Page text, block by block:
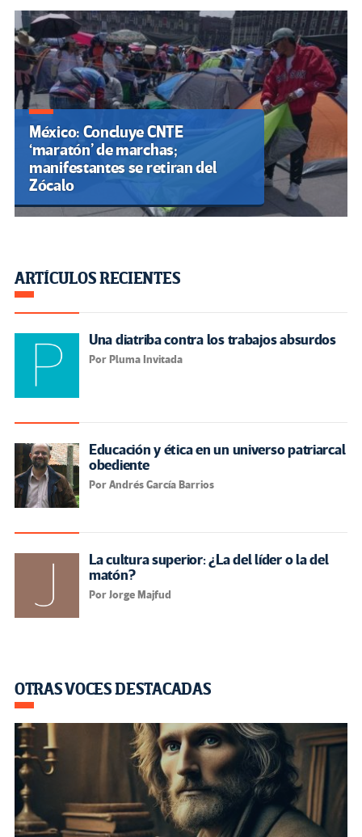
México: Concluye CNTE
‘maratón’ de marchas;
manifestantes se retiran del
Zócalo
ARTÍCULOS RECIENTES
Una diatriba contra los trabajos absurdos
Por Pluma Invitada
Educación y ética en un universo patriarcal
obediente
Por Andrés García Barrios
La cultura superior: ¿La del líder o la del
matón?
Por Jorge Majfud
OTRAS VOCES DESTACADAS